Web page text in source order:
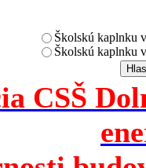
Školskú kaplnku
Školskú kaplnku
CSŠ